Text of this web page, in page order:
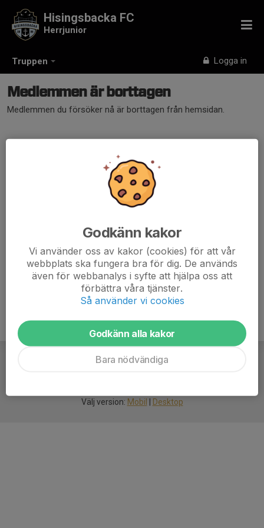
Truppen Logga in
Hisingsbacka FC
Herrjunior
Medlemmen är borttagen
Medlemmen du försöker nå är borttagen från hemsidan.
Välj version: Mobil Desktop
Godkänn kakor
Vi använder oss av kakor (cookies) för att vår
webbplats ska fungera bra för dig. De används
även för webbanalys i syfte att hjälpa oss att
förbättra våra tjänster.
Så använder vi cookies
Godkänn alla kakor
Bara nödvändiga